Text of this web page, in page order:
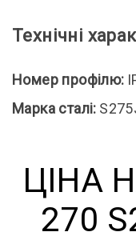
Технічні
Номер профілю:
Марка сталі:
ЦІНА
270